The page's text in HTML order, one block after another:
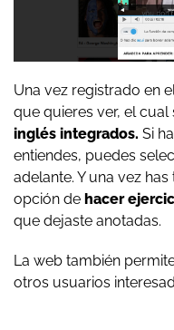
Una vez registrado en
que quieres ver, el
inglés integrados. Si
entiendes, puedes
adelante. Y una vez
opción de hacer
que dejaste anotadas.
La web también
otros usuarios